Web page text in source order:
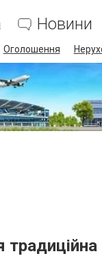
Новини
Оголошення